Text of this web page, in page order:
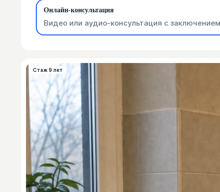
Онлайн-консультация
Видео или аудио-консультация с
Стаж 9 лет